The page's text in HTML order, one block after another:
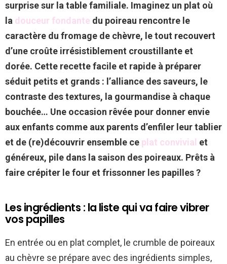
surprise sur la table familiale. Imaginez un plat où
la douceur fondante du poireau rencontre le
caractère du fromage de chèvre, le tout recouvert
d’une croûte irrésistiblement croustillante et
dorée. Cette recette facile et rapide à préparer
séduit petits et grands : l’alliance des saveurs, le
contraste des textures, la gourmandise à chaque
bouchée… Une occasion rêvée pour donner envie
aux enfants comme aux parents d’enfiler leur tablier
et de (re)découvrir ensemble ce plat convivial et
généreux, pile dans la saison des poireaux. Prêts à
faire crépiter le four et frissonner les papilles ?
Les ingrédients : la liste qui va faire vibrer
vos papilles
En entrée ou en plat complet, le crumble de poireaux
au chèvre se prépare avec des ingrédients simples,